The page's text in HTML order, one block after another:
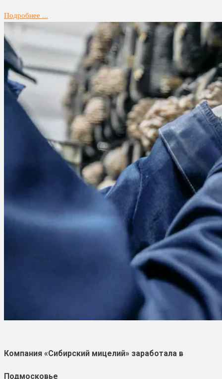
Подробнее ...
Компания «Сибирский мицелий» заработала в
Подмосковье